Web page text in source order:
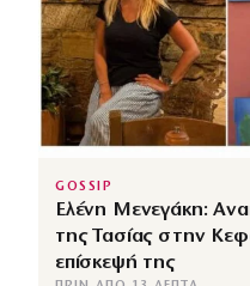
GOSSIP
Ελένη Μενεγάκη:
της Τασίας στην
επίσκεψή της